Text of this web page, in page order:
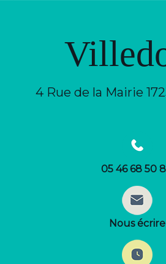
4 Rue de la Mairie
05 46 68 50
Nous écrire